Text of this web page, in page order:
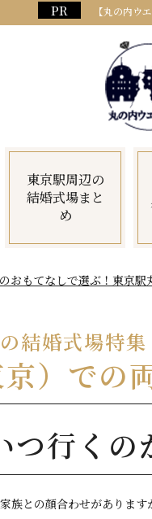
【丸の内ウ
東京駅周辺の
結婚式場まと
め
おもてなしで選ぶ！東京
結婚式場特集
）での
つ行くの
族との顔合わせがありま